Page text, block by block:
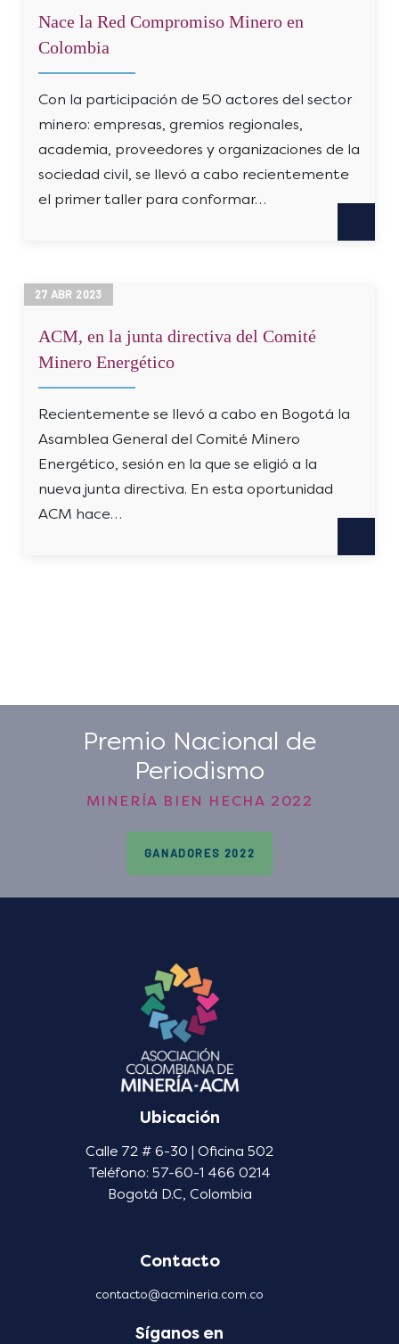
Nace la Red Compromiso Minero en
Colombia
Con la participación de 50 actores del sector
minero: empresas, gremios regionales,
academia, proveedores y organizaciones de la
sociedad civil, se llevó a cabo recientemente
el primer taller para conformar…
ACM, en la junta directiva del Comité
Minero Energético
Recientemente se llevó a cabo en Bogotá la
Asamblea General del Comité Minero
Energético, sesión en la que se eligió a la
nueva junta directiva. En esta oportunidad
ACM hace…
27 ABR 2023
Premio Nacional de
Periodismo
MINERÍA BIEN HECHA 2022
GANADORES 2022
Ubicación
Calle 72 # 6-30 | Oficina 502
Teléfono: 57-60-1 466 0214
Bogotá D.C, Colombia
Contacto
contacto@acmineria.com.co
Síganos en